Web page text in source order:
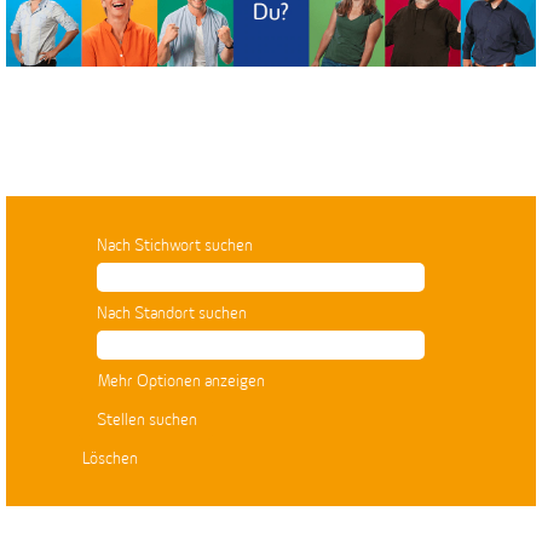
Nach Stichwort suchen
Nach Standort suchen
Mehr Optionen anzeigen
Löschen